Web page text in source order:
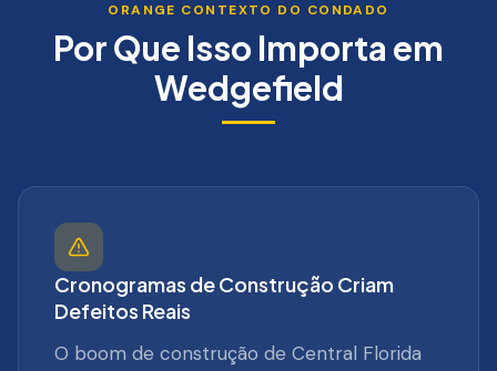
ORANGE CONTEXTO DO CONDADO
Por Que Isso Importa em
Wedgefield
Cronogramas de Construção Criam
Defeitos Reais
O boom de construção de Central Florida